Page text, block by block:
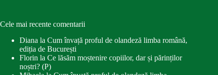
Cele mai recente comentarii
Diana la Cum învață proful de olandeză limba română,
ediția de București
Florin la Ce lăsăm moștenire copiilor, dar și părinților
noștri? (P)